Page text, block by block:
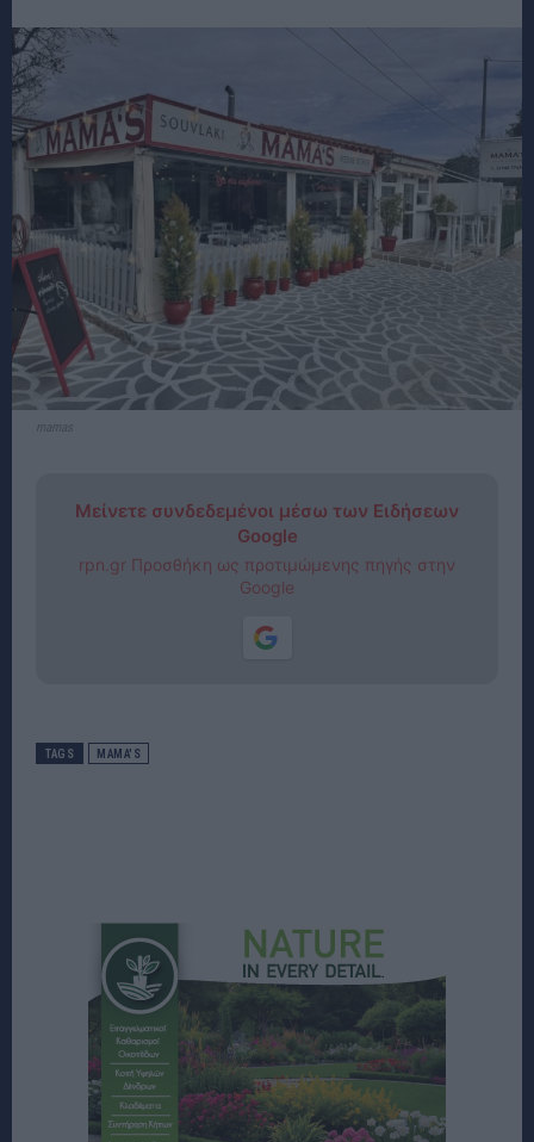
mamas
Μείνετε συνδεδεμένοι μέσω των Ειδήσεων
Google
rpn.gr Προσθήκη ως προτιμώμενης πηγής στην
Google
TAGS MAMA'S